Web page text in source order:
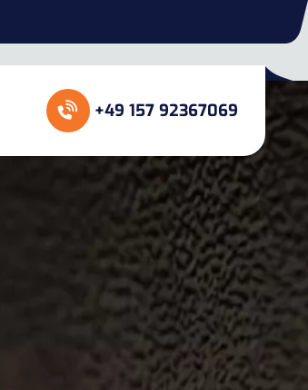
+49 157 92367069